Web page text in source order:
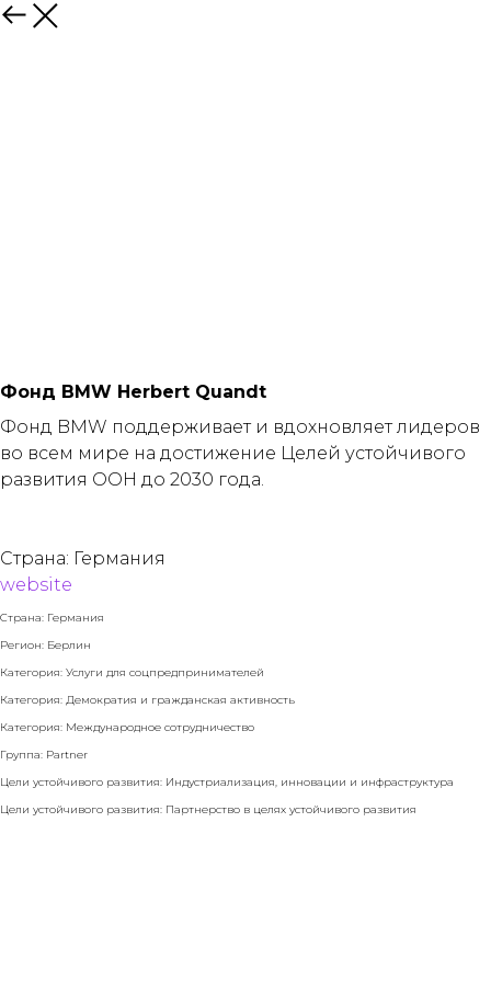
Назад
Фонд BMW Herbert Quandt
Фонд BMW поддерживает и вдохновляет лидеров
во всем мире на достижение Целей устойчивого
развития ООН до 2030 года.
Страна: Германия
website
Страна: Германия
Регион: Берлин
Категория: Услуги для соцпредпринимателей
Категория: Демократия и гражданская активность
Категория: Международное сотрудничество
Группа: Partner
Цели устойчивого развития: Индустриализация, инновации и инфраструктура
Цели устойчивого развития: Партнерство в целях устойчивого развития